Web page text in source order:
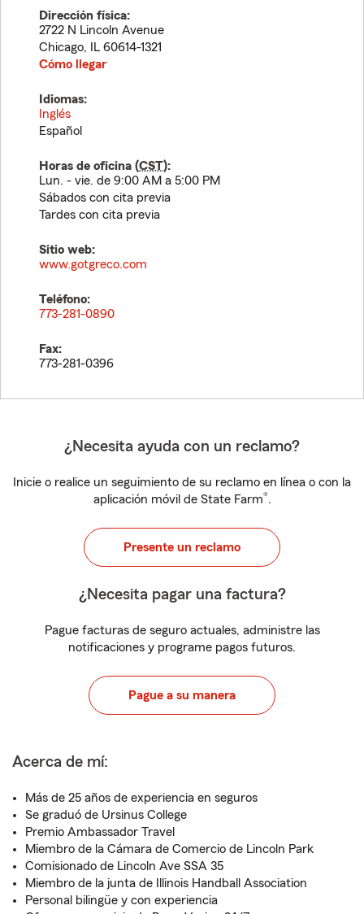
Dirección física:
2722 N Lincoln Avenue
Chicago, IL 60614-1321
Cómo llegar
Idiomas:
Inglés
Español
Horas de oficina (CST):
Lun. - vie. de 9:00 AM a 5:00 PM
Sábados con cita previa
Tardes con cita previa
Sitio web:
www.gotgreco.com
Teléfono:
773-281-0890
Fax:
773-281-0396
¿Necesita ayuda con un reclamo?
Inicie o realice un seguimiento de su reclamo en línea o con la
aplicación móvil de State Farm®.
Presente un reclamo
¿Necesita pagar una factura?
Pague facturas de seguro actuales, administre las
notificaciones y programe pagos futuros.
Pague a su manera
Acerca de mí:
Más de 25 años de experiencia en seguros
Se graduó de Ursinus College
Premio Ambassador Travel
Miembro de la Cámara de Comercio de Lincoln Park
Comisionado de Lincoln Ave SSA 35
Miembro de la junta de Illinois Handball Association
Personal bilingüe y con experiencia